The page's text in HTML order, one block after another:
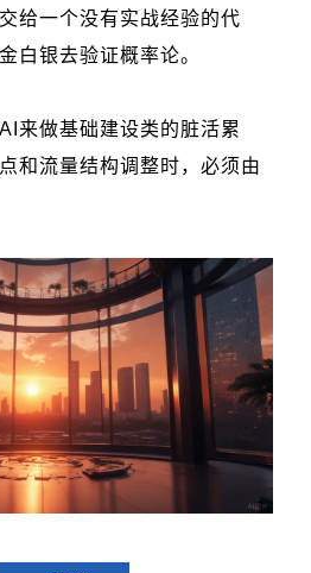
给一个没有实战经验的代
白银去验证概率论。
来做基础建设类的脏活累
和流量结构调整时，必须由